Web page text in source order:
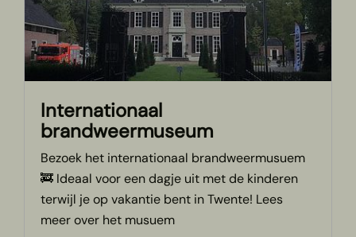
Internationaal
brandweermuseum
Bezoek het internationaal brandweermusuem
🚒 Ideaal voor een dagje uit met de kinderen
terwijl je op vakantie bent in Twente! Lees
meer over het musuem